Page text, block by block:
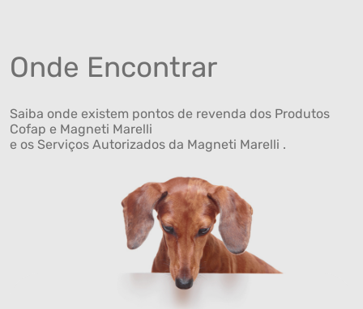
Onde Encontrar
Saiba onde existem pontos de revenda dos Produtos
Cofap e Magneti Marelli
e os Serviços Autorizados da Magneti Marelli .